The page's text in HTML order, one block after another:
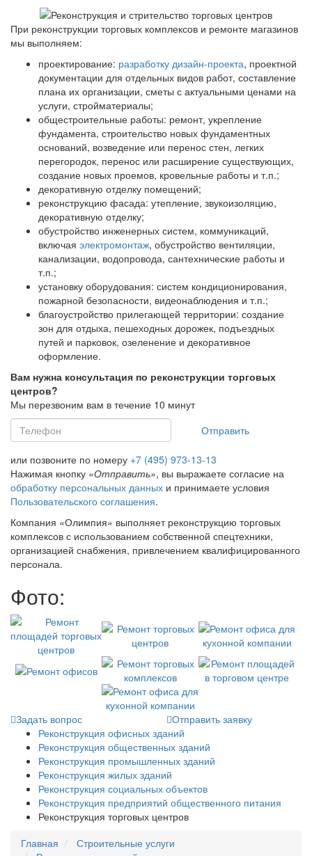
При реконструкции торговых комплексов и ремонте магазинов
мы выполняем:
проектирование: разработку дизайн-проекта, проектной
документации для отдельных видов работ, составление
плана их организации, сметы с актуальными ценами на
услуги, стройматериалы;
общестроительные работы: ремонт, укрепление
фундамента, строительство новых фундаментных
оснований, возведение или перенос стен, легких
перегородок, перенос или расширение существующих,
создание новых проемов, кровельные работы и т.п.;
декоративную отделку помещений;
реконструкцию фасада: утепление, звукоизоляцию,
декоративную отделку;
обустройство инженерных систем, коммуникаций,
включая электромонтаж, обустройство вентиляции,
канализации, водопровода, сантехнические работы и
т.п.;
установку оборудования: систем кондиционирования,
пожарной безопасности, видеонаблюдения и т.п.;
благоустройство прилегающей территории: создание
зон для отдыха, пешеходных дорожек, подъездных
путей и парковок, озеленение и декоративное
оформление.
Вам нужна консультация по реконструкции торговых
центров?
Мы перезвоним вам в течение 10 минут
Отправить
или позвоните по номеру +7 (495) 973-13-13
Нажимая кнопку «Отправить», вы выражаете согласие на
обработку персональных данных и принимаете условия
Пользовательского соглашения.
Компания «Олимпия» выполняет реконструкцию торговых
комплексов с использованием собственной спецтехники,
организацией снабжения, привлечением квалифицированного
персонала.
Фото:
Задать вопрос
Отправить заявку
Реконструкция офисных зданий
Реконструкция общественных зданий
Реконструкция промышленных зданий
Реконструкция жилых зданий
Реконструкция социальных объектов
Реконструкция предприятий общественного питания
Реконструкция торговых центров
Главная
Строительные услуги